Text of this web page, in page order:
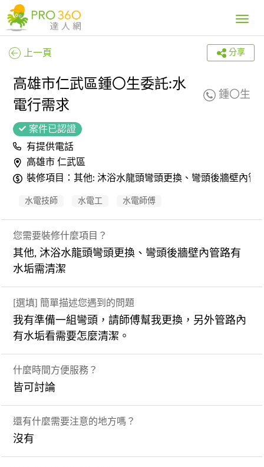
Toggle
上一頁 分享
高雄市仁武區鍾〇生委託:水
電行需求
鍾〇生
案件已認證
有提供電話
高雄市 仁武區
裝修項目：其他: 沐浴水龍頭彎頭更換、彎頭後牆壁內管
水電技師 水電工 水電師傅
您需要裝修什麼項目？
其他, 沐浴水龍頭彎頭更換、彎頭後牆壁內管路有
水垢需清潔
[選填] 簡單描述您遇到的問題
我有準備一組彎頭，請師傅幫我更換，另外管路內
有水垢看需要怎麼清潔。
什麼時間方便服務？
皆可討論
還有什麼需要注意的地方嗎？
沒有